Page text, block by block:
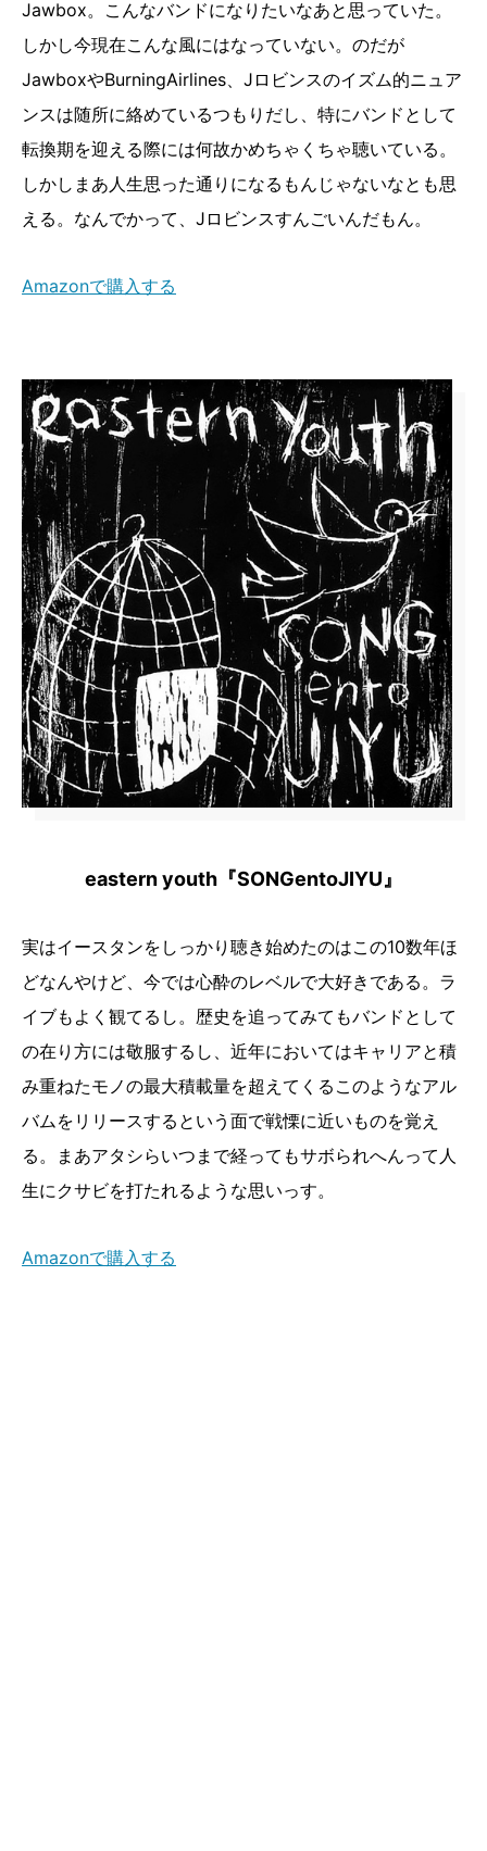
Jawbox。こんなバンドになりたいなあと思っていた。
しかし今現在こんな風にはなっていない。のだが
JawboxやBurningAirlines、Jロビンスのイズム的ニュア
ンスは随所に絡めているつもりだし、特にバンドとして
転換期を迎える際には何故かめちゃくちゃ聴いている。
しかしまあ人生思った通りになるもんじゃないなとも思
える。なんでかって、Jロビンスすんごいんだもん。
Amazonで購入する
eastern youth『SONGentoJIYU』
実はイースタンをしっかり聴き始めたのはこの10数年ほ
どなんやけど、今では心酔のレベルで大好きである。ラ
イブもよく観てるし。歴史を追ってみてもバンドとして
の在り方には敬服するし、近年においてはキャリアと積
み重ねたモノの最大積載量を超えてくるこのようなアル
バムをリリースするという面で戦慄に近いものを覚え
る。まあアタシらいつまで経ってもサボられへんって人
生にクサビを打たれるような思いっす。
Amazonで購入する